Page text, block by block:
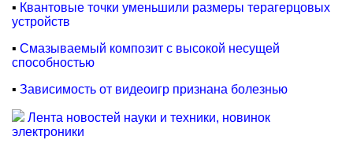
▪ Квантовые точки уменьшили размеры терагерцовых
устройств
▪ Смазываемый композит с высокой несущей
способностью
▪ Зависимость от видеоигр признана болезнью
Лента новостей науки и техники, новинок
электроники